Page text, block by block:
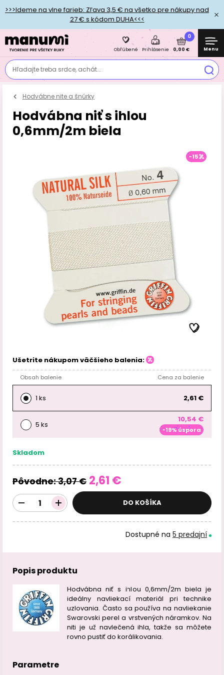
>>>Ideme na vlne farieb: Zľava 3,5 € na všetko pre nákupy nad
27 € s kódom DUHA<<<
Hľadajte treba srdce, achát...
Obľúbené Prihlásenie
0
0,00 € Menu
Hodvábne nite a šnúrky
Hodvábna niť s ihlou
0,6mm/2m biela
-15
Ušetrite nákupom väčšieho balenia:
Obsah balenie Cena za balenie
1 ks 2,61 €
5 ks
10,54 €
-19% úspora
Skladom
Pôvodne:3,07 € 2,61 €
DO KOŠÍKA
Dostupné na 5 predajní
Popis produktu
Hodvábna niť s ihlou 0,6mm/2m biela je
ideálny navliekací materiál pri technike
uzlovania. Často sa používa na navliekanie
Swarovski perel a vrstvených náramkov. Na
niti je už navlečená ihla, takže sa môžete
rovno pustiť do korálikovania.
Parametre